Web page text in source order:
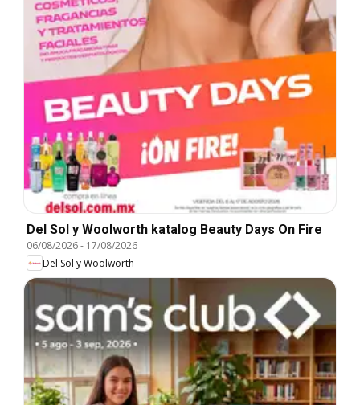
Del Sol y Woolworth katalog Beauty Days On Fire
06/08/2026- 17/08/2026
Del Sol y Woolworth